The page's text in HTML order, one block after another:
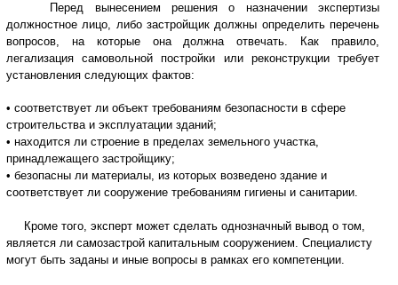
Перед вынесением решения о назначении экспертизы
должностное лицо, либо застройщик должны определить перечень
вопросов, на которые она должна отвечать. Как правило,
легализация самовольной постройки или реконструкции требует
установления следующих фактов:
• соответствует ли объект требованиям безопасности в сфере
строительства и эксплуатации зданий;
• находится ли строение в пределах земельного участка,
принадлежащего застройщику;
• безопасны ли материалы, из которых возведено здание и
соответствует ли сооружение требованиям гигиены и санитарии.
Кроме того, эксперт может сделать однозначный вывод о том,
является ли самозастрой капитальным сооружением. Специалисту
могут быть заданы и иные вопросы в рамках его компетенции.